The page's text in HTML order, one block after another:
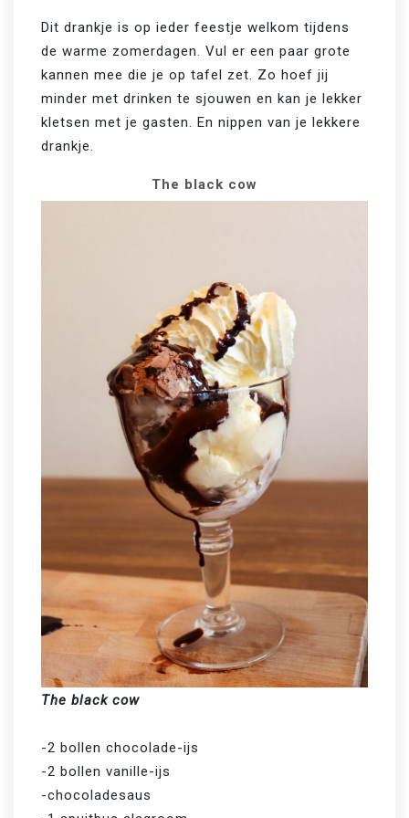
Dit drankje is op ieder feestje welkom tijdens
de warme zomerdagen. Vul er een paar grote
kannen mee die je op tafel zet. Zo hoef jij
minder met drinken te sjouwen en kan je lekker
kletsen met je gasten. En nippen van je lekkere
drankje.
The black cow
The black cow
-2 bollen chocolade-ijs
-2 bollen vanille-ijs
-chocoladesaus